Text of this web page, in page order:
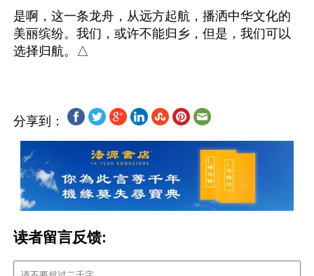
是啊，这一条龙舟，从远方起航，播洒中华文化的
美丽缤纷。我们，或许不能归乡，但是，我们可以
分享到：
读者留言反馈: